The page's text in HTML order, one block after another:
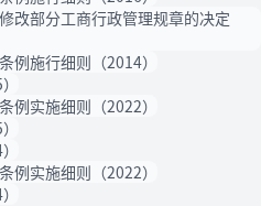
改部分工商行政管理规章的决定
例施行细则（2014）
例实施细则（2022）
例实施细则（2022）